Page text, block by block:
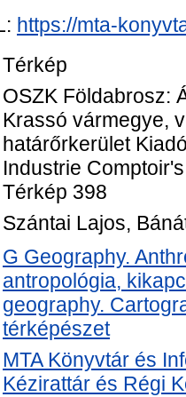
https://mta-
Térkép
OSZK Földabrosz:
Krassó vármegye,
határőrkerület
Industrie
Térkép 398
Szántai Lajos,
G Geography.
antropológia,
geography.
térképészet
MTA Könyvtár és
Kézirattár és Régi